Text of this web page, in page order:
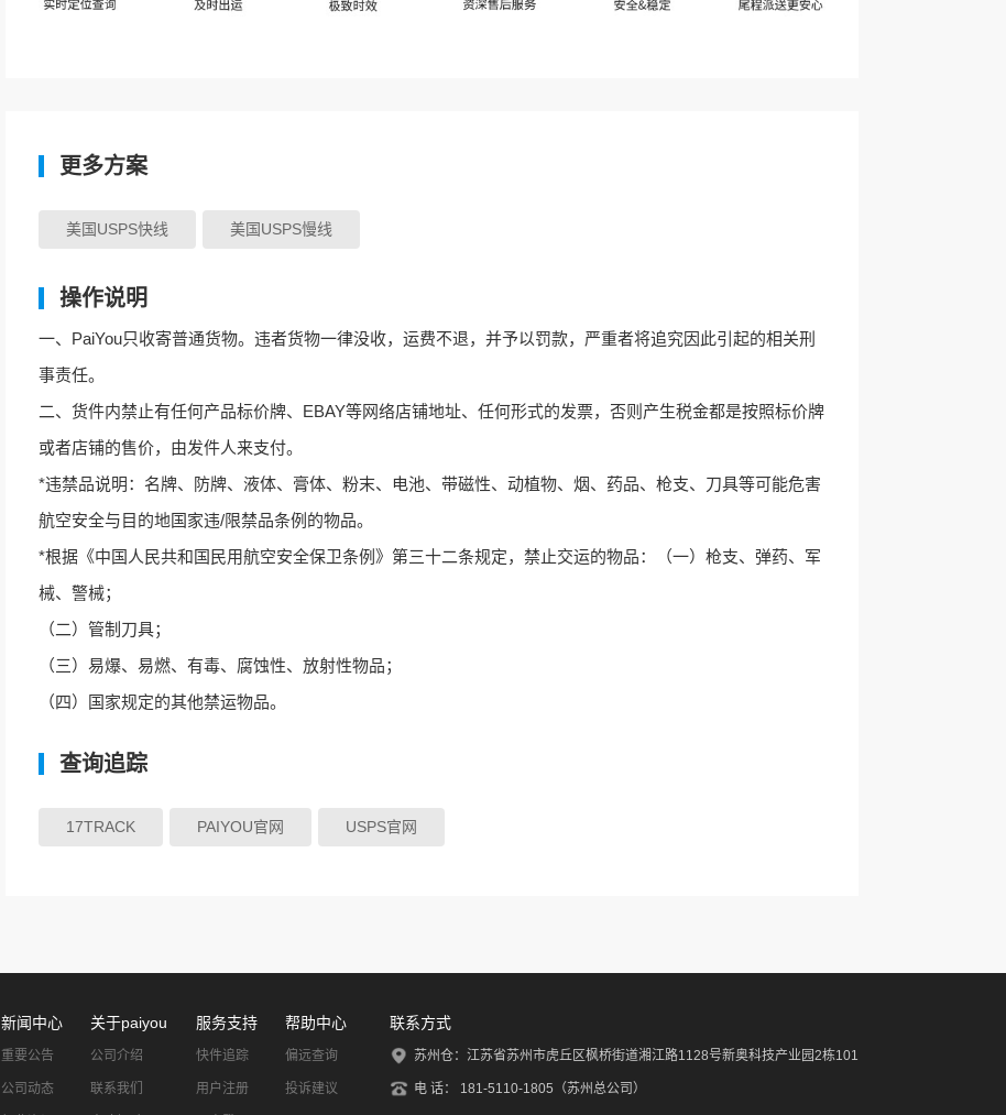
更多方案
美国USPS快线 美国USPS慢线
操作说明
一、PaiYou只收寄普通货物。违者货物一律没收，运费不退，并予以罚款，严重者将追究因此引起的相关刑
事责任。
二、货件内禁止有任何产品标价牌、EBAY等网络店铺地址、任何形式的发票，否则产生税金都是按照标价牌
或者店铺的售价，由发件人来支付。
*违禁品说明：名牌、防牌、液体、膏体、粉末、电池、带磁性、动植物、烟、药品、枪支、刀具等可能危害
航空安全与目的地国家违/限禁品条例的物品。
*根据《中国人民共和国民用航空安全保卫条例》第三十二条规定，禁止交运的物品：（一）枪支、弹药、军
械、警械；
（二）管制刀具；
（三）易爆、易燃、有毒、腐蚀性、放射性物品；
（四）国家规定的其他禁运物品。
查询追踪
17TRACK PAIYOU官网 USPS官网
联系方式
苏州仓：江苏省苏州市虎丘区枫桥街道湘江路1128号新奥科技产业园2栋101
电 话： 181-5110-1805（苏州总公司）
新闻中心
重要公告
公司动态
关于paiyou
公司介绍
联系我们
服务支持
快件追踪
用户注册
帮助中心
偏远查询
投诉建议